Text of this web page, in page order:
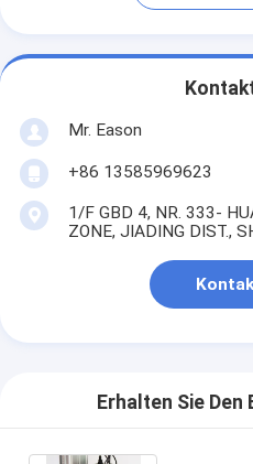
Mr. Eason
+86 13585969623
1/F GBD 4, NR. 333-
ZONE, JIADING DIST.,
Erhalten Sie